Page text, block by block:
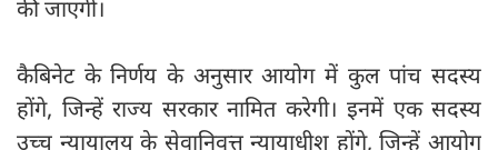
की जाएगी।
कैबिनेट के निर्णय के अनुसार आयोग में कुल पांच सदस्य
होंगे, जिन्हें राज्य सरकार नामित करेगी। इनमें एक सदस्य
उच्च न्यायालय के सेवानिवृत्त न्यायाधीश होंगे, जिन्हें आयोग